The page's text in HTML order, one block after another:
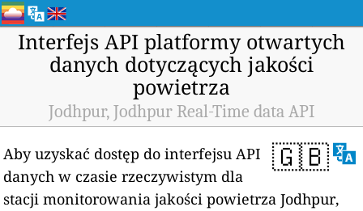
Interfejs API platformy otwartych
danych dotyczących jakości
powietrza
Jodhpur, Jodhpur Real-Time data API
🇬🇧
Aby uzyskać dostęp do interfejsu API
danych w czasie rzeczywistym dla
stacji monitorowania jakości powietrza Jodhpur,